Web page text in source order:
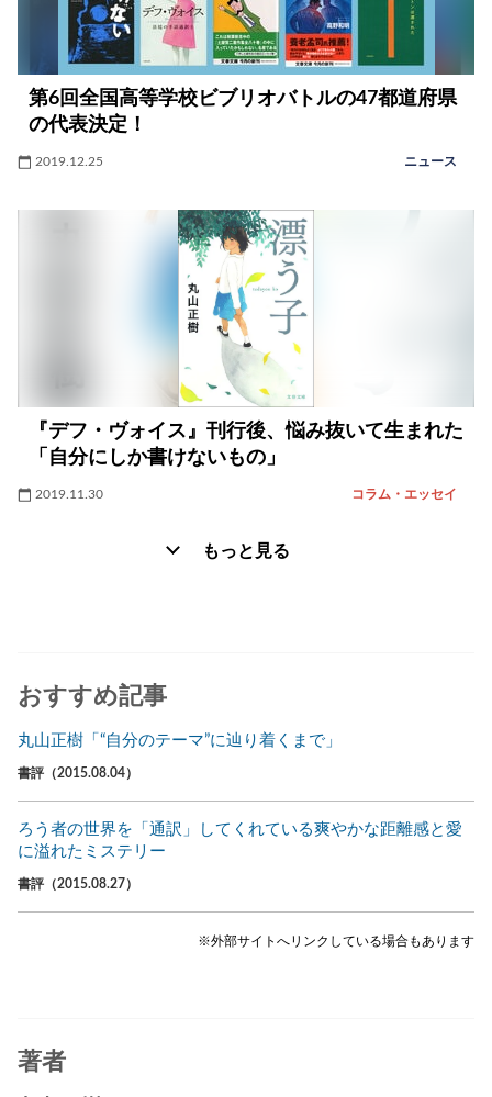
第6回全国高等学校ビブリオバトルの47都道府県
の代表決定！
2019.12.25 ニュース
『デフ・ヴォイス』刊行後、悩み抜いて生まれた
「自分にしか書けないもの」
2019.11.30 コラム・エッセイ
もっと見る
おすすめ記事
丸山正樹「“自分のテーマ”に辿り着くまで」
書評（2015.08.04）
ろう者の世界を「通訳」してくれている爽やかな距離感と愛
に溢れたミステリー
書評（2015.08.27）
※外部サイトへリンクしている場合もあります
著者